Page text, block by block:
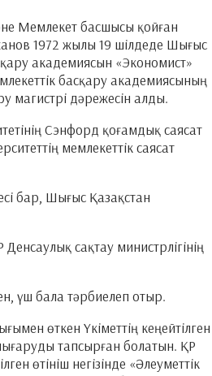
Мемлекет басшысы қойған
1972 жылы 19 шілдеде Шығыс
академиясын «Экономист»
басқару академиясының
магистрі дәрежесін алды.
Сэнфорд қоғамдық саясат
мемлекеттік саясат
бар, Шығыс Қазақстан
сақтау министрлігінің
үш бала тәрбиелеп отыр.
өткен Үкіметтің кеңейтілген
тапсырған болатын. ҚР
өтініш негізінде «Әлеуметтік